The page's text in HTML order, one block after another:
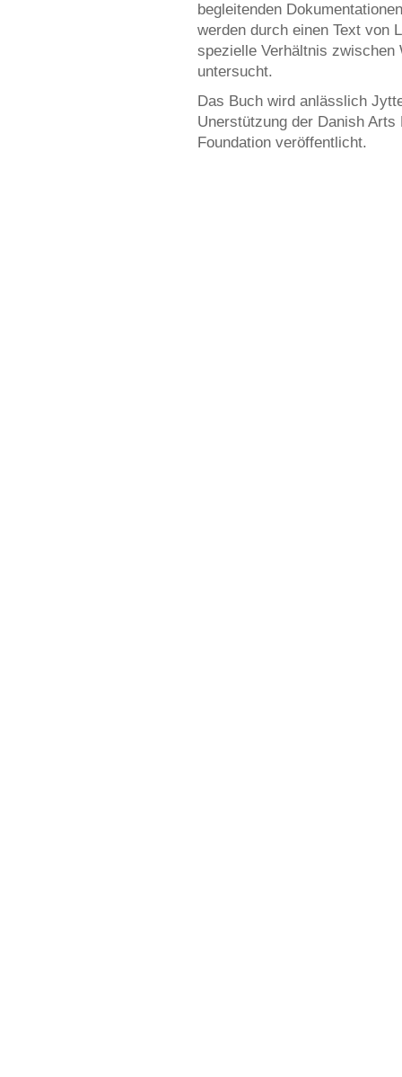
begleitenden
werden durch einen Text von
spezielle Verhältnis
untersucht.
Das Buch wird anlässlich
Unerstützung der Danish
Foundation veröffentlicht.